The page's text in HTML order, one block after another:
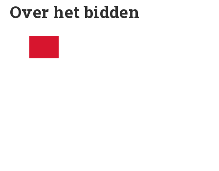
Over het bidden